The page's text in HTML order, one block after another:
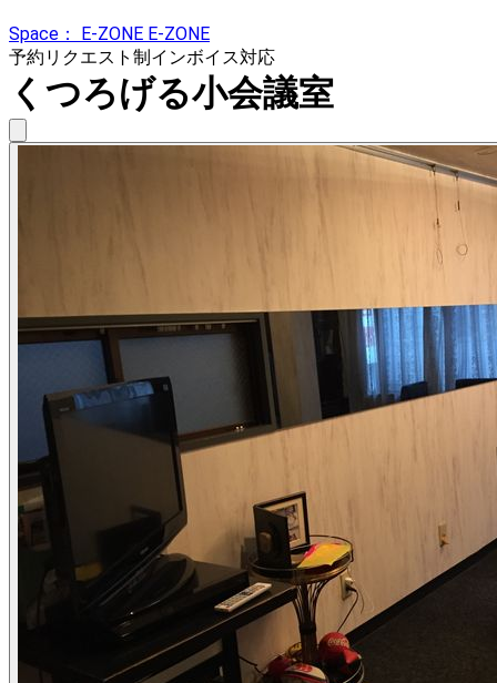
Space： E-ZONE E-ZONE
予約リクエスト制インボイス対応
くつろげる小会議室